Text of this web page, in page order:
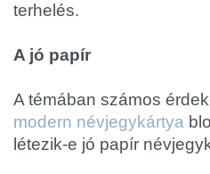
terhelés.
A jó papír
A témában számos
modern névjegykártya
létezik-e jó papír